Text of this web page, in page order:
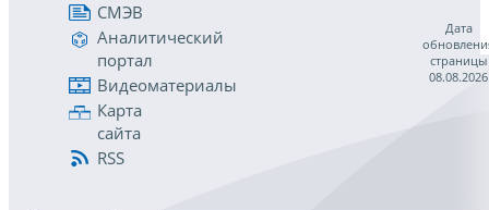
СМЭВ
Аналитический
портал
Видеоматериалы
Карта
сайта
RSS
Дата
страницы
08.08.2026